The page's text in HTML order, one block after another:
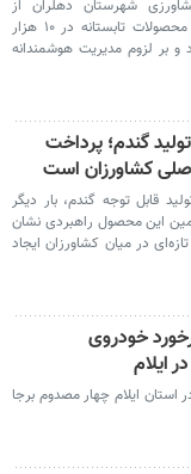
شهرستان دهلران از
برنامه‌ریزی برای کشت محصولات تابستانه در ۱۰ هزار
بر لزوم مدیریت هوشمندانه
گندم؛ پرداخت
کشاورزان است
قابل توجه گندم، بار دیگر
این محصول راهبردی نشان
در میان کشاورزان ایجاد
خودروی
ایلام
استان ایلام چهار مصدوم برجا